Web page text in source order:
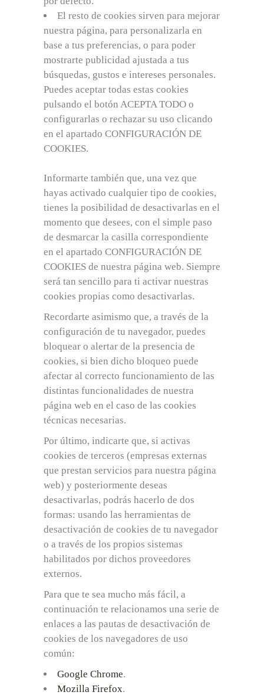
El resto de cookies sirven para mejorar
nuestra página, para personalizarla en
base a tus preferencias, o para poder
mostrarte publicidad ajustada a tus
búsquedas, gustos e intereses personales.
Puedes aceptar todas estas cookies
pulsando el botón ACEPTA TODO o
configurarlas o rechazar su uso clicando
en el apartado CONFIGURACIÓN DE
COOKIES.
Informarte también que, una vez que
hayas activado cualquier tipo de cookies,
tienes la posibilidad de desactivarlas en el
momento que desees, con el simple paso
de desmarcar la casilla correspondiente
en el apartado CONFIGURACIÓN DE
COOKIES de nuestra página web. Siempre
será tan sencillo para ti activar nuestras
cookies propias como desactivarlas.
Recordarte asimismo que, a través de la
configuración de tu navegador, puedes
bloquear o alertar de la presencia de
cookies, si bien dicho bloqueo puede
afectar al correcto funcionamiento de las
distintas funcionalidades de nuestra
página web en el caso de las cookies
técnicas necesarias.
Por último, indicarte que, si activas
cookies de terceros (empresas externas
que prestan servicios para nuestra página
web) y posteriormente deseas
desactivarlas, podrás hacerlo de dos
formas: usando las herramientas de
desactivación de cookies de tu navegador
o a través de los propios sistemas
habilitados por dichos proveedores
externos.
Para que te sea mucho más fácil, a
continuación te relacionamos una serie de
enlaces a las pautas de desactivación de
cookies de los navegadores de uso
común:
Google Chrome.
Mozilla Firefox.